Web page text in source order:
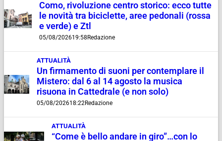
Como, rivoluzione centro storico: ecco tutte
le novità tra biciclette, aree pedonali (rossa
e verde) e Ztl
05/08/202619:58 Redazione
ATTUALITÀ
Un firmamento di suoni per contemplare il
Mistero: dal 6 al 14 agosto la musica
risuona in Cattedrale (e non solo)
05/08/202618:22Redazione
ATTUALITÀ
“Come è bello andare in giro”…con lo